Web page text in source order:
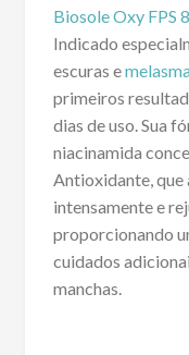
Biosole Oxy FPS
Indicado
escuras e
primeiros
dias de uso. Sua
niacinamida
Antioxidante, que
intensamente e
proporcionando
cuidados
manchas.